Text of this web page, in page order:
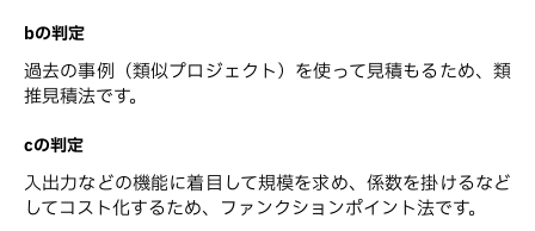
bの判定
過去の事例（類似プロジェクト）を使って見積もるため、類
推見積法です。
cの判定
入出力などの機能に着目して規模を求め、係数を掛けるなど
してコスト化するため、ファンクションポイント法です。